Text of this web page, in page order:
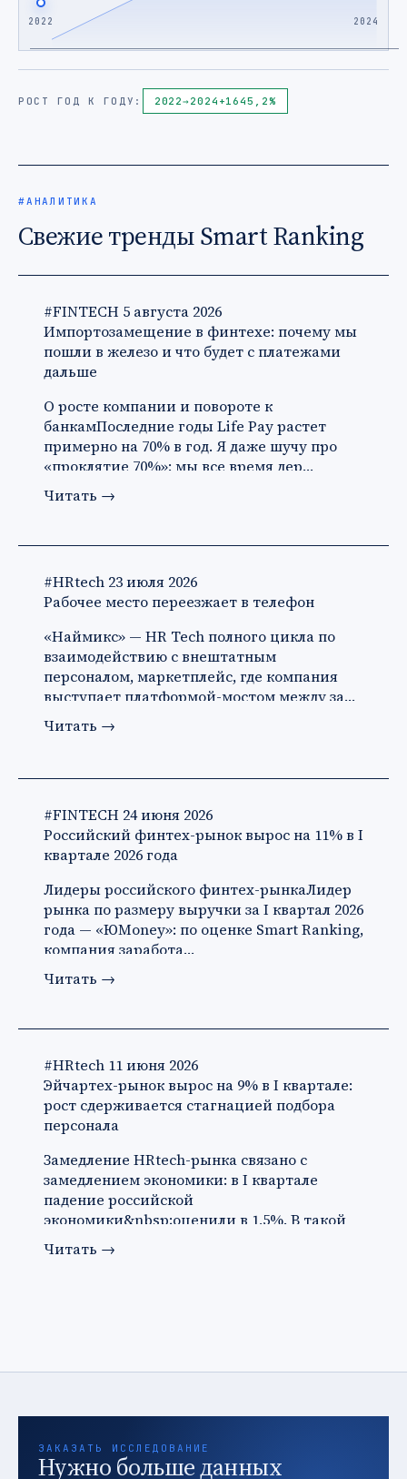
2022 2024
РОСТ ГОД К ГОДУ: 2022→ 2024 +1645,2%
#АНАЛИТИКА
Свежие тренды Smart Ranking
#FINTECH 5 августа 2026
Импортозамещение в финтехе: почему мы
пошли в железо и что будет с платежами
дальше
О росте компании и повороте к
банкамПоследние годы Life Pay растет
примерно на 70% в год. Я даже шучу про
«проклятие 70%»: мы все время дер…
Читать →
#HRtech 23 июля 2026
Рабочее место переезжает в телефон
«Наймикс» — HR Tech полного цикла по
взаимодействию с внештатным
персоналом, маркетплейс, где компания
выступает платформой-мостом между за…
Читать →
#FINTECH 24 июня 2026
Российский финтех-рынок вырос на 11% в I
квартале 2026 года
Лидеры российского финтех-рынкаЛидер
рынка по размеру выручки за I квартал 2026
года — «ЮMoney»: по оценке Smart Ranking,
компания заработа…
Читать →
#HRtech 11 июня 2026
Эйчартех-рынок вырос на 9% в I квартале:
рост сдерживается стагнацией подбора
персонала
Замедление HRtech-рынка связано с
замедлением экономики: в I квартале
падение российской
экономики&nbsp;оценили в 1,5%. В такой
ситуации ко…
Читать →
ЗАКАЗАТЬ ИССЛЕДОВАНИЕ
Нужно больше данных